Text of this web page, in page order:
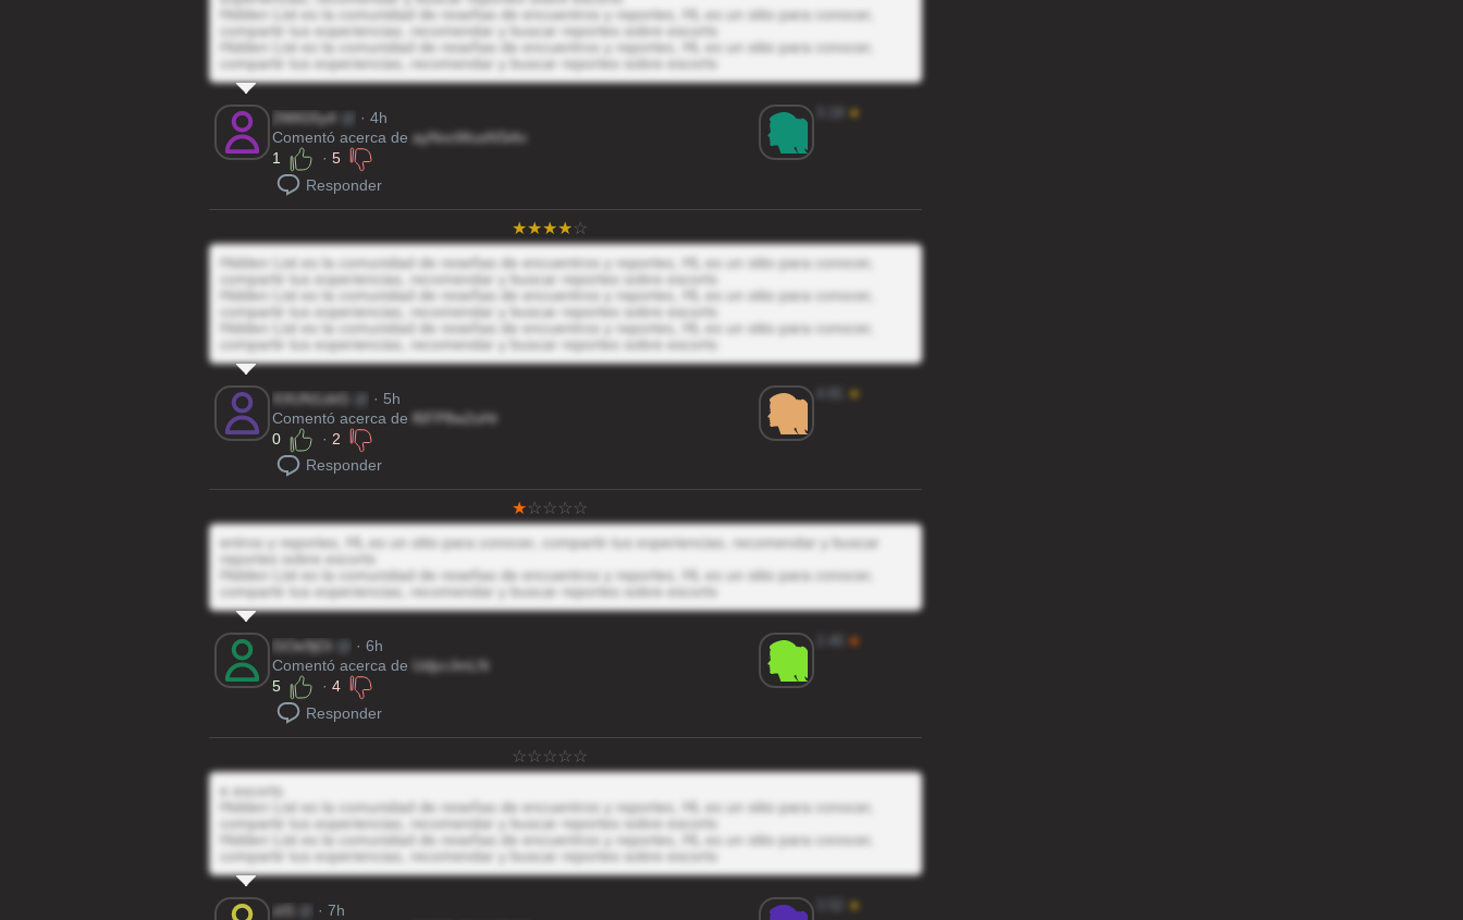
Hidden List es la comunidad de reseñas de encuentros y reportes, HL es un sitio para conocer,
compartir tus experiencias, recomendar y buscar reportes sobre escorts
Hidden List es la comunidad de reseñas de encuentros y reportes, HL es un sitio para conocer,
compartir tus experiencias, recomendar y buscar reportes sobre escorts
2WtG5y4
· 4h
Comentó acerca de ayNvoWusNSi4v
1
· 5
Responder
★
Hidden List es la comunidad de reseñas de encuentros y reportes, HL es un sitio para conocer,
compartir tus experiencias, recomendar y buscar reportes sobre escorts
Hidden List es la comunidad de reseñas de encuentros y reportes, HL es un sitio para conocer,
compartir tus experiencias, recomendar y buscar reportes sobre escorts
Hidden List es la comunidad de reseñas de encuentros y reportes, HL es un sitio para conocer,
compartir tus experiencias, recomendar y buscar reportes sobre escorts
XXUN1zkG
· 5h
Comentó acerca de f6FP8w2oHr
0
· 2
Responder
★
entros y reportes, HL es un sitio para conocer, compartir tus experiencias, recomendar y buscar
reportes sobre escorts
Hidden List es la comunidad de reseñas de encuentros y reportes, HL es un sitio para conocer,
compartir tus experiencias, recomendar y buscar reportes sobre escorts
GOe9jOi
· 6h
Comentó acerca de
UdjcrJmLN
5
· 4
Responder
★
e escorts
Hidden List es la comunidad de reseñas de encuentros y reportes, HL es un sitio para conocer,
compartir tus experiencias, recomendar y buscar reportes sobre escorts
Hidden List es la comunidad de reseñas de encuentros y reportes, HL es un sitio para conocer,
compartir tus experiencias, recomendar y buscar reportes sobre escorts
ztS
· 7h
★